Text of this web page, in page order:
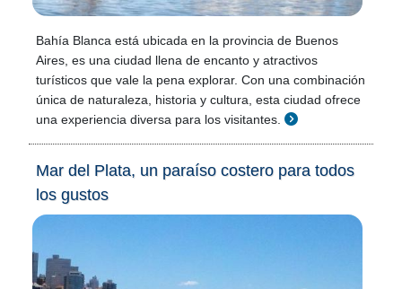
Bahía Blanca está ubicada en la provincia de Buenos
Aires, es una ciudad llena de encanto y atractivos
turísticos que vale la pena explorar. Con una combinación
única de naturaleza, historia y cultura, esta ciudad ofrece
una experiencia diversa para los visitantes.
Mar del Plata, un paraíso costero para todos
los gustos